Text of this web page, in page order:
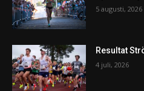
5 augusti, 2026
Resultat
4 juli, 2026